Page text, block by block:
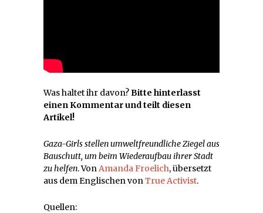
Was haltet ihr davon?Bitte hinterlasst
einen Kommentar und teilt diesen
Artikel!
Gaza-Girls stellen umweltfreundliche Ziegel aus
Bauschutt, um beim Wiederaufbau ihrer Stadt
zu helfen. VonAmanda Froelich, übersetzt
aus dem Englischen vonTrue Activist.
Quellen: